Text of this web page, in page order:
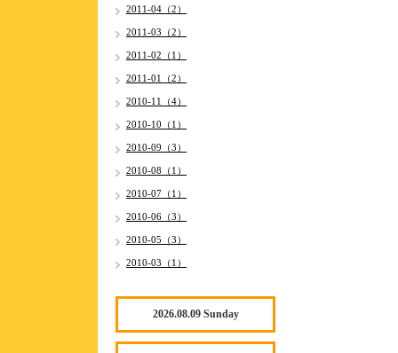
2011-04（2）
2011-03（2）
2011-02（1）
2011-01（2）
2010-11（4）
2010-10（1）
2010-09（3）
2010-08（1）
2010-07（1）
2010-06（3）
2010-05（3）
2010-03（1）
2026.08.09 Sunday